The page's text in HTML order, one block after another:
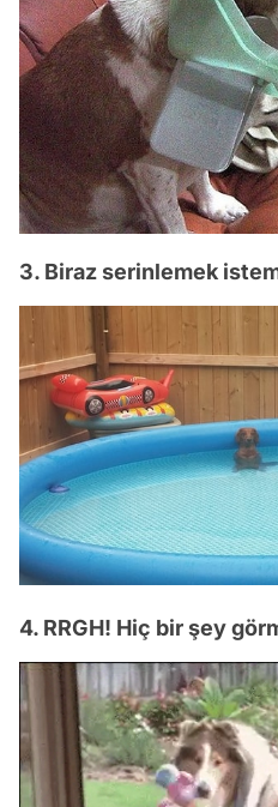
3. Biraz serinlemek
4. RRGH! Hiç bir şey